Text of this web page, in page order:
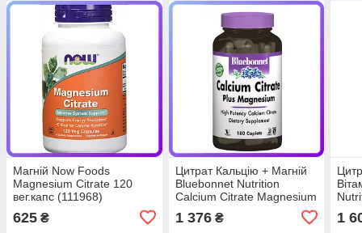
Магній Now Foods
Magnesium Citrate 120
вег.капс (111968)
625 ₴
Цитрат Кальцію + Магній
Bluebonnet Nutrition
Calcium Citrate Magnesium
1 376₴
180
1